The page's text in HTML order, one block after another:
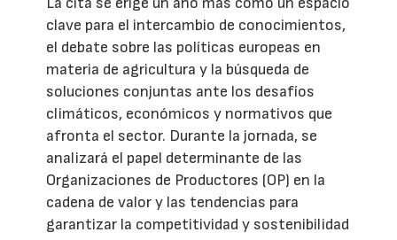
clave para el intercambio de conocimientos,
el debate sobre las políticas europeas en
materia de agricultura y la búsqueda de
soluciones conjuntas ante los desafíos
climáticos, económicos y normativos que
afronta el sector. Durante la jornada, se
analizará el papel determinante de las
Organizaciones de Productores (OP) en la
cadena de valor y las tendencias para
garantizar la competitividad y sostenibilidad